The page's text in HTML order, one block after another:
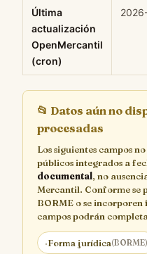
Última
actualización
OpenMercantil
(cron)
📂 Datos aún no
procesadas
Los siguientes campos
públicos integrados a
documental, no
Mercantil. Conforme se
BORME o se incorporen
campos podrán
·Forma jurídica(BORME)